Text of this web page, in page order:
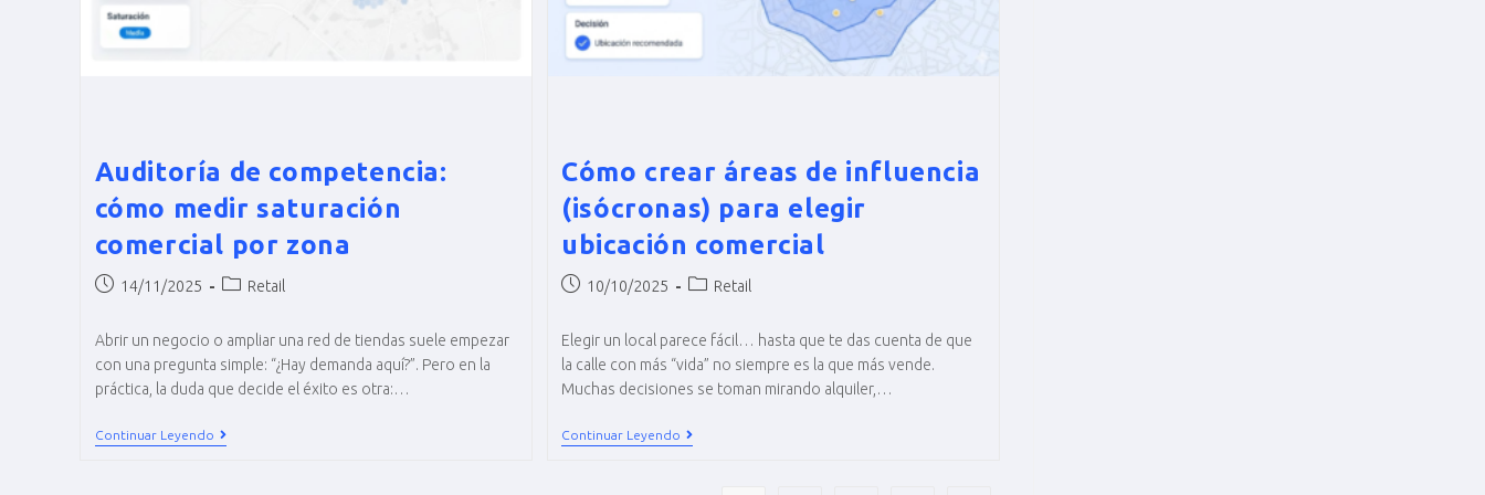
Auditoría de competencia:
cómo medir saturación
comercial por zona
14/11/2025 Retail
Abrir un negocio o ampliar una red de tiendas suele empezar
con una pregunta simple: “¿Hay demanda aquí?”. Pero en la
práctica, la duda que decide el éxito es otra:…
Continuar Leyendo
Cómo crear áreas de influencia
(isócronas) para elegir
ubicación comercial
10/10/2025 Retail
Elegir un local parece fácil… hasta que te das cuenta de que
la calle con más “vida” no siempre es la que más vende.
Muchas decisiones se toman mirando alquiler,…
Continuar Leyendo